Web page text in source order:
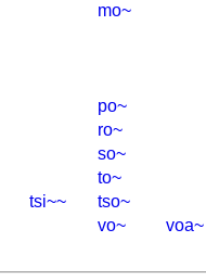
mo~
po~
ro~
so~
to~
tsi~~
tso~
vo~
voa~